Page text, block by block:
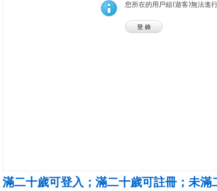
您所在的用戶組(遊客)無法進
登錄
滿二十歲可登入 ； 滿二十歲可註冊 ； 未滿